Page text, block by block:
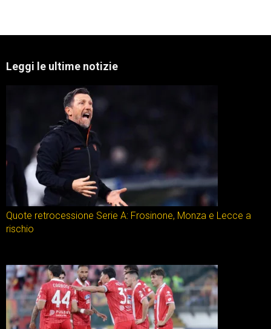
Leggi le ultime notizie
Quote retrocessione Serie A: Frosinone, Monza e Lecce a
rischio